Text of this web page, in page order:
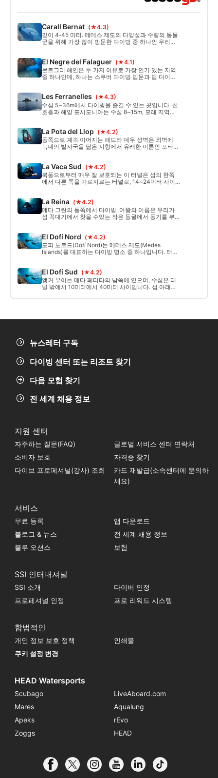
Carall Bernat (★4.3)
깊이 4-45 미터. 메데스 제도의 다양성과 수량의 동물
군을 위해 가장 많이 방문한 다이빙 중 하나인 우리는
El Negre del Falaguer (★4.1)
몬트그리 해안은 두 가지 이유로 가장 인기 있는 지역
중 하나인데, 하나는 스쿠버 다이빙 입문과 딥 다이빙
죠.
Les Ferranelles (★4.3)
수심 5~36m에서 다이빙을 즐길 수 있는 곳입니다. 산
호층과 해양 포시도니아는 수심 8~15m, 모래 지역은
양 생물을 볼 수 있는 곳입니다.
La Pota del Llop (★4.2)
동쪽으로 계속 이어지는 페드라 데우 성벽은 외벽에
늑대의 발자국을 닮은 지형에서 유래한 이름인 포타
La Vaca Sud (★4.2)
북풍으로부터 매우 잘 보호되는 이 터널은 섬의 한쪽
에서 다른 쪽을 가로지르는 터널로, 14~24미터 사이
데스 제도의 상징적인 장소입니다.
La Reina (★4.2)
메다 그란의 동쪽에서 다이빙, 여왕의 이름은 우리가
섬 꼭대기에서 찾을 수있는 작은 동굴에서 동기를 부
는 큰 플랫폼이 있습니다 ...
El Dofí Nord (★4.2)
도피 노르드(Dofí Nord)는 메데스 제도(Medes
Islands)를 대표하는 다이빙 명소 중 하나입니다. 터널,
El Dofí Sud (★4.2)
앵커 부이는 메다 페티타의 남쪽에 있으며, 수심은 터
널 밖에서 10미터에서 40미터 사이입니다. 섬 아래의
면에서는 매우 얕은 수심에서 붉은 산호를 발견할 수
뉴스레터 구독
다이빙 센터 또는 리조트 찾기
다음 모험 찾기
전 세계 채용 정보
지원 센터
자주하는 질문(FAQ)
글로벌 서비스 센터 연락처
소비자 보호
자격증 찾기
다이브 프로페셔널(강사) 조회
카드 재발급(소속센터에 문의하
세요)
서비스
무료 등록
앱 다운로드
블로그 & 뉴스
전 세계 채용 정보
블루 오션스
보험
SSI 인터내셔널
SSI 소개
다이버 인정
프로페셔널 인정
프로 리워드 시스템
합법적인
개인 정보 보호 정책
인쇄물
쿠키 설정 변경
HEAD Watersports
Scubago
LiveAboard.com
Mares
Aqualung
Apeks
rEvo
Zoggs
HEAD